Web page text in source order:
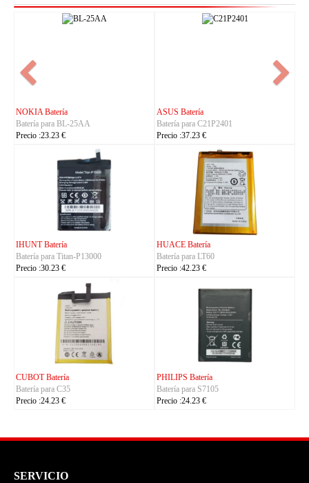
NOKIA Batería
Batería para BL-25AA
Precio :23.23 €
ASUS Batería
Batería para C21P2401
Precio :37.23 €
IHUNT Batería
Batería para Titan-P13000
Precio :30.23 €
HUACE Batería
Batería para LT60
Precio :42.23 €
CUBOT Batería
Batería para C35
Precio :24.23 €
PHILIPS Batería
Batería para S7105
Precio :24.23 €
SERVICIO